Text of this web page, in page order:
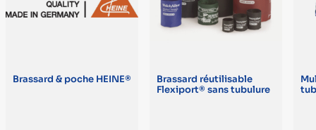
Brassard & poche HEINE®
Brassard réutilisable
Flexiport® sans tubulure